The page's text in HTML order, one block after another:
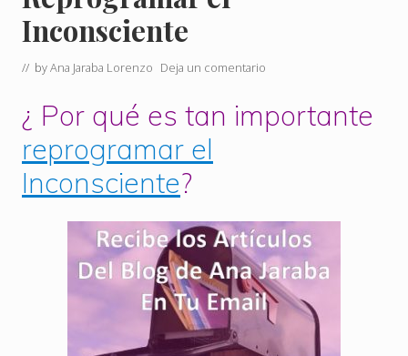
Inconsciente
// byAna Jaraba Lorenzo Deja un comentario
¿ Por qué es tan importante
reprogramar el
Inconsciente?